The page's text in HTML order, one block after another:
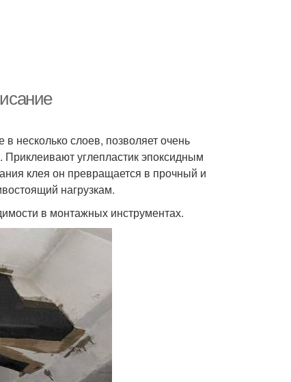
несколько слоев, позволяет очень
Приклеивают углепластик эпоксидным
клея он превращается в прочный и
нагрузкам.
в монтажных инструментах.